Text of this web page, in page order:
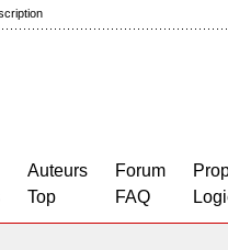
Auteurs
Top
Forum
FAQ